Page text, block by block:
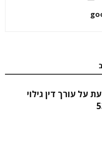
על עורך דין גילוי